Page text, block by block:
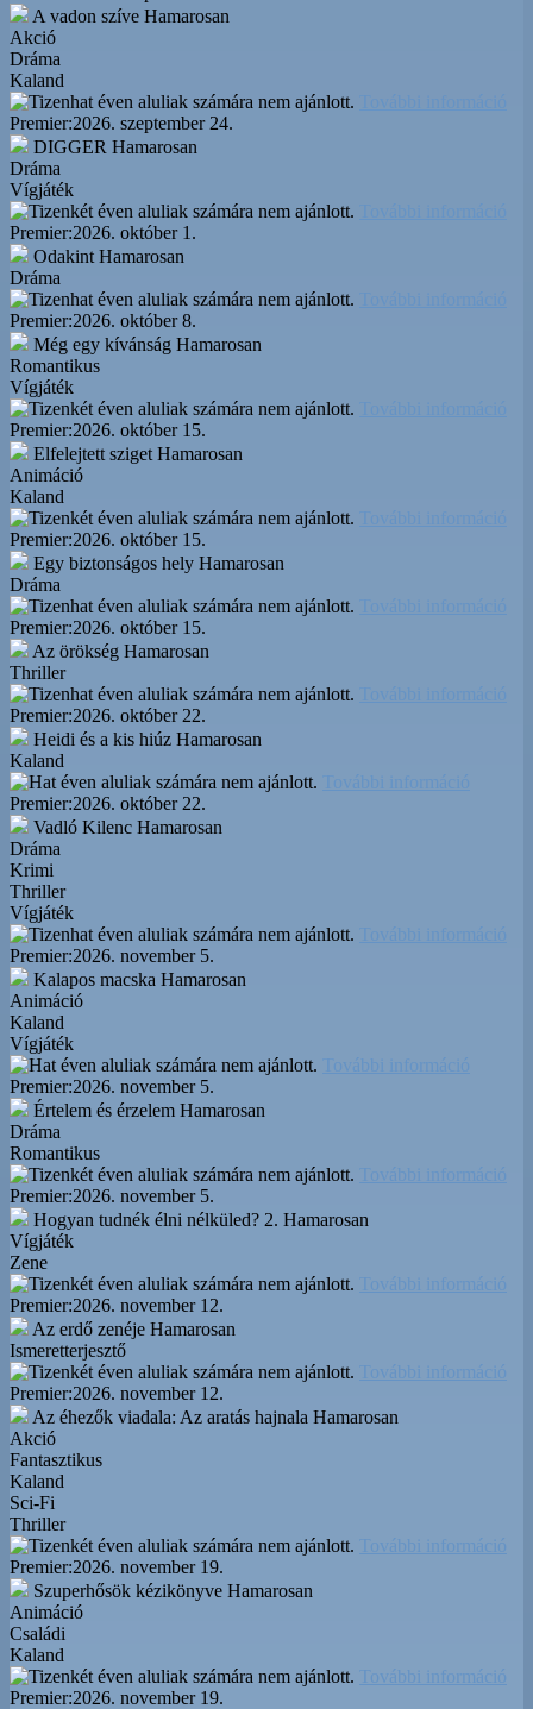
A vadon szíve Hamarosan
Akció
Dráma
Kaland
Premier:2026. szeptember 24.
DIGGER Hamarosan
Dráma
Vígjáték
Premier:2026. október 1.
Odakint Hamarosan
Dráma
Premier:2026. október 8.
Még egy kívánság Hamarosan
Romantikus
Vígjáték
Premier:2026. október 15.
Elfelejtett sziget Hamarosan
Animáció
Kaland
További információ
Premier:2026. október 15.
Egy biztonságos hely Hamarosan
Dráma
További információ
Premier:2026. október 15.
Az örökség Hamarosan
Thriller
További információ
Premier:2026. október 22.
Heidi és a kis hiúz Hamarosan
Kaland
További információ
Premier:2026. október 22.
Vadló Kilenc Hamarosan
Dráma
Krimi
Thriller
Vígjáték
További információ
Premier:2026. november 5.
Kalapos macska Hamarosan
Animáció
Kaland
Vígjáték
További információ
Premier:2026. november 5.
Értelem és érzelem Hamarosan
Dráma
Romantikus
További információ
Premier:2026. november 5.
Hogyan tudnék élni nélküled? 2. Hamarosan
Vígjáték
Zene
További információ
Premier:2026. november 12.
Az erdő zenéje Hamarosan
Ismeretterjesztő
További információ
Premier:2026. november 12.
Az éhezők viadala: Az aratás hajnala Hamarosan
Akció
Fantasztikus
Kaland
Sci-Fi
Thriller
További információ
Premier:2026. november 19.
Szuperhősök kézikönyve Hamarosan
Animáció
Családi
Kaland
További információ
Premier:2026. november 19.